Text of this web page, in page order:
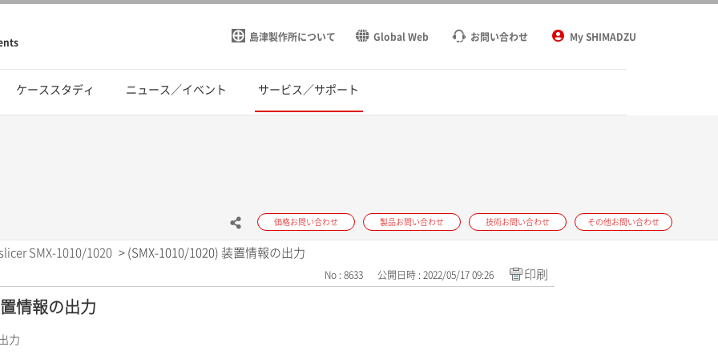
島津製作所について Global Web お問い合わせ My SHIMADZU
ケーススタディ ニュース／イベント サービス／サポート
価格お問い合わせ 製品お問い合わせ 技術お問い合わせ その他お問い合わせ
SMX-1010/1020 > (SMX-1010/1020) 装置情報の出力
No : 8633 公開日時 : 2022/05/17 09:26 印刷
情報の出力
力